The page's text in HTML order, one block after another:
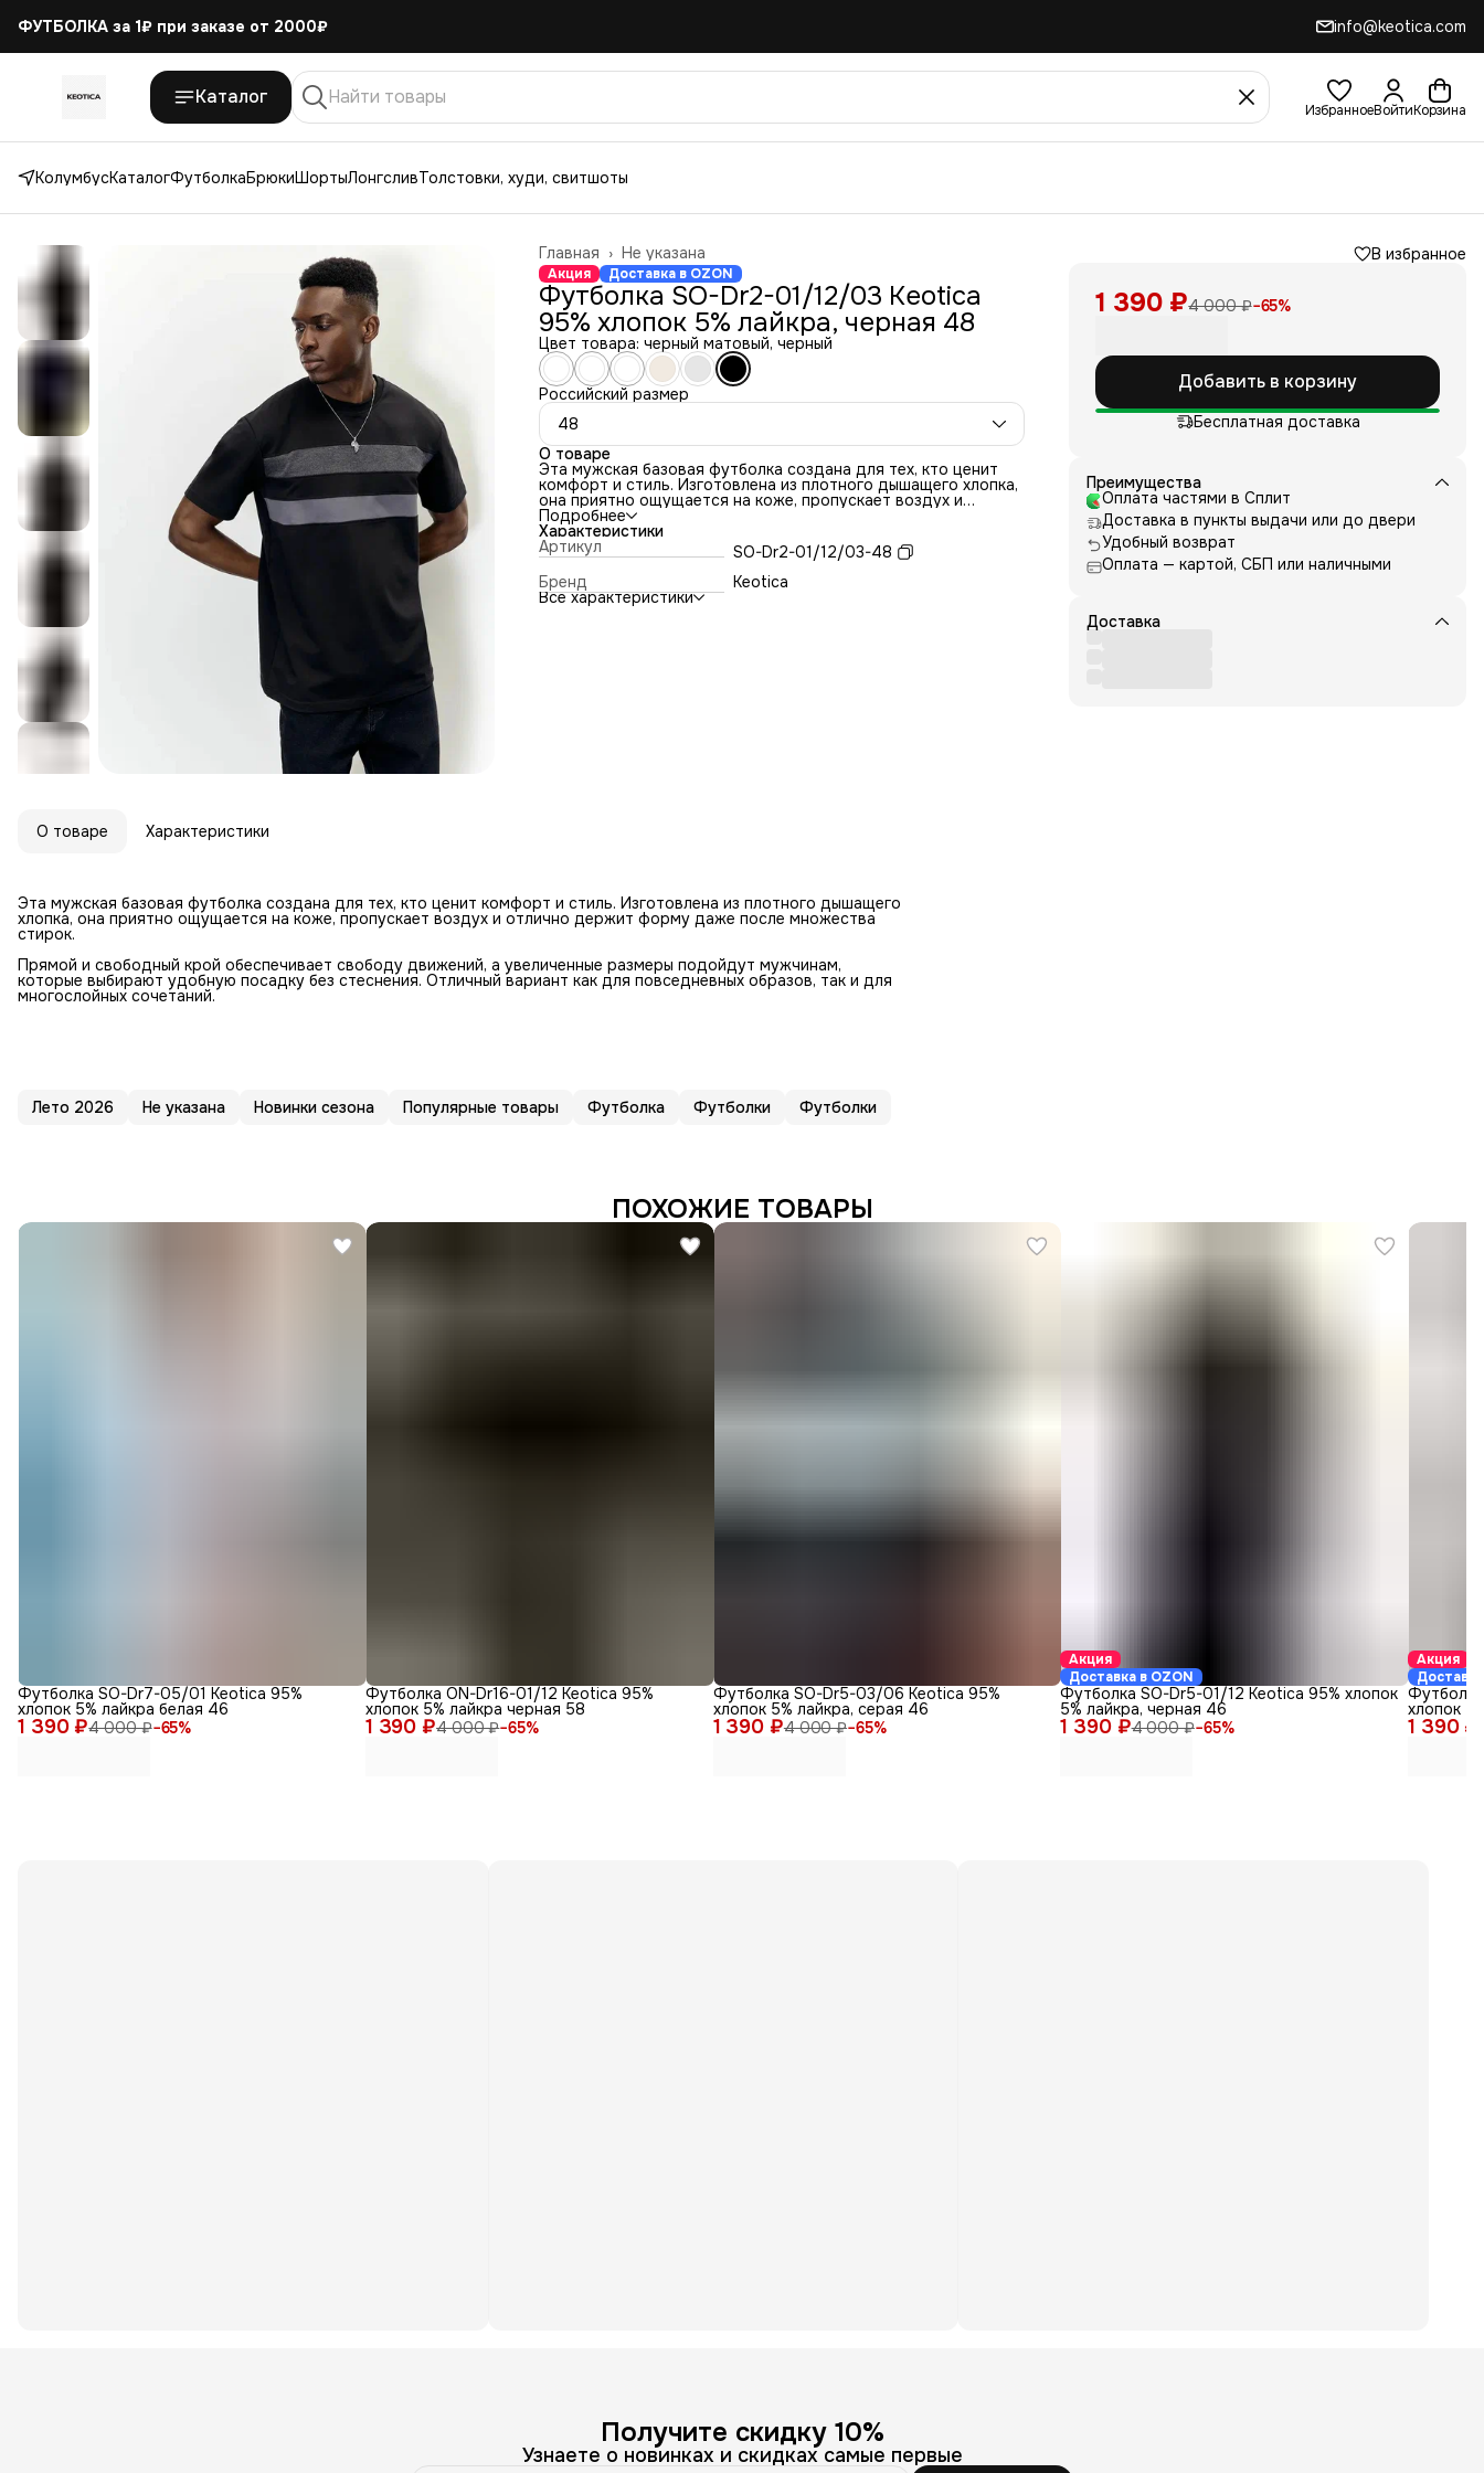
ФУТБОЛКА за 1₽ при заказе от 2000₽ info@keotica.com
Каталог
ИзбранноеВойтиКорзина
КолумбусКаталогФутболкаБрюкиШортыЛонгсливТолстовки, худи, свитшоты
Не указана
Главная ›
Акция Доставка в OZON
Футболка SO-Dr2-01/12/03 Keotica
95% хлопок 5% лайкра, черная 48
Цвет товара: черный матовый, черный
Российский размер
48
О товаре
Эта мужская базовая футболка создана для тех, кто ценит
комфорт и стиль. Изготовлена из плотного дышащего хлопка,
она приятно ощущается на коже, пропускает воздух и
отлично держит форму даже после множества стирок.
Прямой и свободный крой обеспечивает свободу движений, а
увеличенные размеры подойдут мужчинам, которые
выбирают удобную посадку без стеснения. Отличный вариант
как для повседневных образов, так и для многослойных
сочетаний.
Подробнее
Характеристики
Артикул
SO-Dr2-01/12/03-48
Бренд
Keotica
Все характеристики
В избранное
1 390 ₽4 000 ₽−65%
Добавить в корзину
Бесплатная доставка
Преимущества
Оплата частями в Сплит
Доставка в пункты выдачи или до двери
Удобный возврат
Оплата — картой, СБП или наличными
Доставка
О товаре Характеристики
Эта мужская базовая футболка создана для тех, кто ценит комфорт и стиль. Изготовлена из плотного дышащего
хлопка, она приятно ощущается на коже, пропускает воздух и отлично держит форму даже после множества
стирок.
Прямой и свободный крой обеспечивает свободу движений, а увеличенные размеры подойдут мужчинам,
которые выбирают удобную посадку без стеснения. Отличный вариант как для повседневных образов, так и для
многослойных сочетаний.
Лето 2026 Не указана Новинки сезона Популярные товары Футболка Футболки Футболки
ПОХОЖИЕ ТОВАРЫ
1 390 ₽4 000 ₽−65%
Футболка SO-Dr7-05/01 Keotica 95%
хлопок 5% лайкра белая 46
1 390 ₽4 000 ₽−65%
Футболка ON-Dr16-01/12 Keotica 95%
хлопок 5% лайкра черная 58
1 390 ₽4 000 ₽−65%
Футболка SO-Dr5-03/06 Keotica 95%
хлопок 5% лайкра, серая 46
Акция
Доставка в OZON
1 390 ₽4 000 ₽−65%
Футболка SO-Dr5-01/12 Keotica 95% хлопок
5% лайкра, черная 46
Акция
1 390 ₽
хлопок
Получите скидку 10%
Узнаете о новинках и скидках самые первые